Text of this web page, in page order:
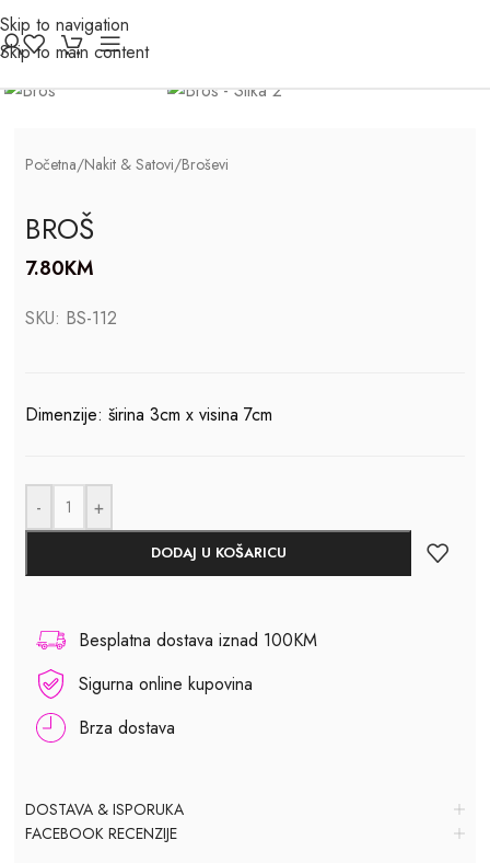
Skip to navigation
Skip to main content
Click to enlarge
Početna/Nakit & Satovi/Broševi
BROŠ
7.80KM
SKU: BS-112
Dimenzije: širina 3cm x visina 7cm
- +
DODAJ U KOŠARICU
Besplatna dostava iznad 100KM
Sigurna online kupovina
Brza dostava
DOSTAVA & ISPORUKA
FACEBOOK RECENZIJE